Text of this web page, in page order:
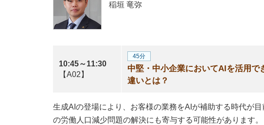
稲垣 竜弥
10:45～11:30
【A02】
45分
中堅・中小企業においてAIを活用で
違いとは？
生成AIの登場により、お客様の業務をAIが補助する時代が
の労働人口減少問題の解決にも寄与する可能性があります